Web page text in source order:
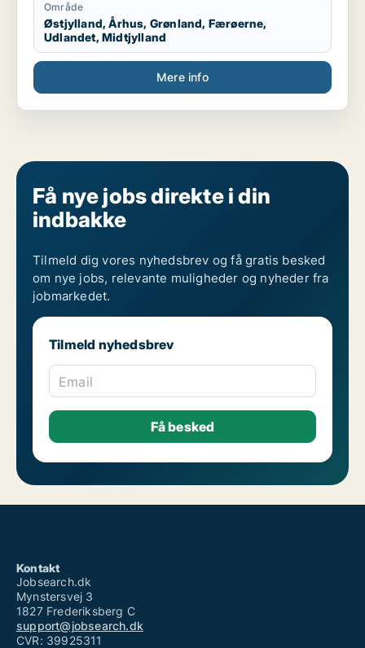
Område
Østjylland, Århus, Grønland, Færøerne,
Udlandet, Midtjylland
Mere info
Få nye jobs direkte i din
indbakke
Tilmeld dig vores nyhedsbrev og få gratis besked
om nye jobs, relevante muligheder og nyheder fra
jobmarkedet.
Tilmeld nyhedsbrev
Email
Kontakt
Jobsearch.dk
Mynstersvej 3
1827 Frederiksberg C
support@jobsearch.dk
CVR: 39925311